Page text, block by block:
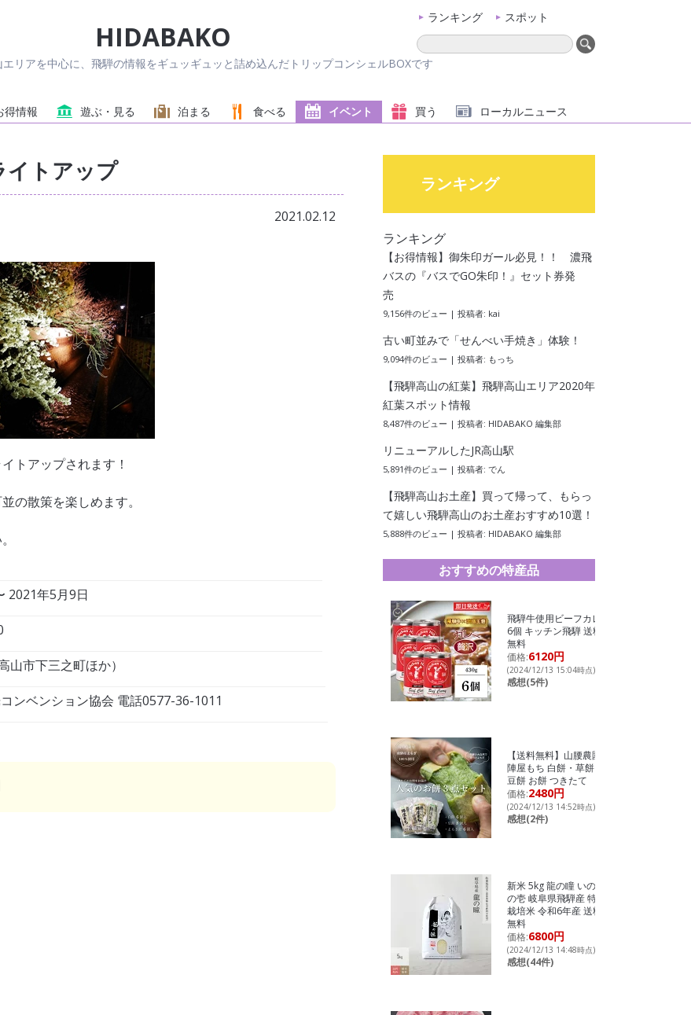
HIDABAKO
リアを中心に、飛騨の情報をギュッギュッと詰め込んだトリップコンシェルBOXです
得情報 遊ぶ・見る 泊まる 食べる イベント 買う ローカルニュース
ランキング スポット
イトアップ
2021.02.12
トアップされます！
の散策を楽しめます。
2021年5月9日
山市下三之町ほか）
ンベンション協会 電話0577-36-1011
ランキング
ランキング
【お得情報】御朱印ガール必見！！ 濃飛
バスの『バスでGO朱印！』セット券発
売
9,156件のビュー | 投稿者: kai
古い町並みで「せんべい手焼き」体験！
9,094件のビュー | 投稿者: もっち
【飛騨高山の紅葉】飛騨高山エリア2020年
紅葉スポット情報
8,487件のビュー | 投稿者: HIDABAKO 編集部
リニューアルしたJR高山駅
5,891件のビュー | 投稿者: でん
【飛騨高山お土産】買って帰って、もらっ
て嬉しい飛騨高山のお土産おすすめ10選！
5,888件のビュー | 投稿者: HIDABAKO 編集部
おすすめの特産品
飛騨牛使用ビーフカレー
6個 キッチン飛騨 送料
無料
価格:6120円
(2024/12/13 15:04時点)
感想(5件)
【送料無料】山腰農園
陣屋もち 白餅・草餅・
豆餅 お餅 つきたて
価格:2480円
(2024/12/13 14:52時点)
感想(2件)
新米 5kg 龍の瞳 いのち
の壱 岐阜県飛騨産 特別
栽培米 令和6年産 送料
無料
価格:6800円
(2024/12/13 14:48時点)
感想(44件)